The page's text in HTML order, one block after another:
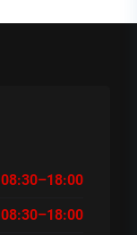
08:30–18:00
08:30–18:00